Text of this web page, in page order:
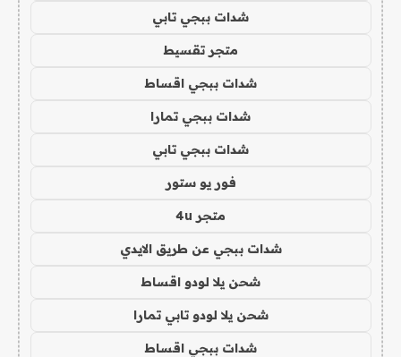
شدات ببجي تابي
متجر تقسيط
شدات ببجي اقساط
شدات ببجي تمارا
شدات ببجي تابي
فور يو ستور
متجر 4u
شدات ببجي عن طريق الايدي
شحن يلا لودو اقساط
شحن يلا لودو تابي تمارا
شدات ببجي اقساط